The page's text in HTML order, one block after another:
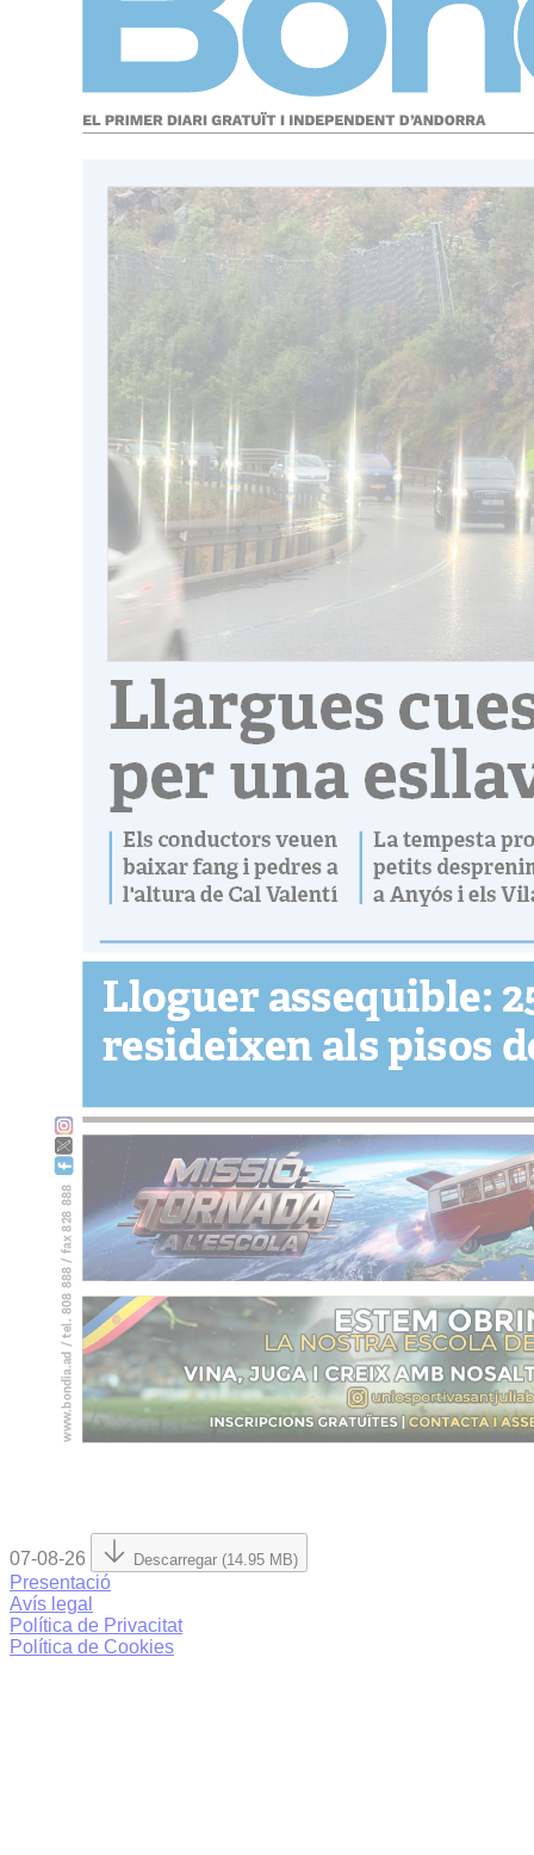
07-08-26 Descarregar (14.95 MB)
Presentació
Avís legal
Política de Privacitat
Política de Cookies